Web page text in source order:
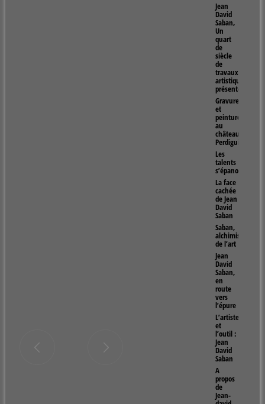
Jean
David
Saban,
Un
quart
de
siècle
de
travaux
artistiques
présentés
Gravure
et
peintures
au
château
Perdiguier
Les
talents
s’épanouissent
La face
cachée
de Jean
David
Saban
Saban,
alchimiste
de l’art
Jean
David
Saban,
en
route
vers
l’épure
L’artiste
et
l’outil :
Jean
David
Saban
A
propos
de
Jean-